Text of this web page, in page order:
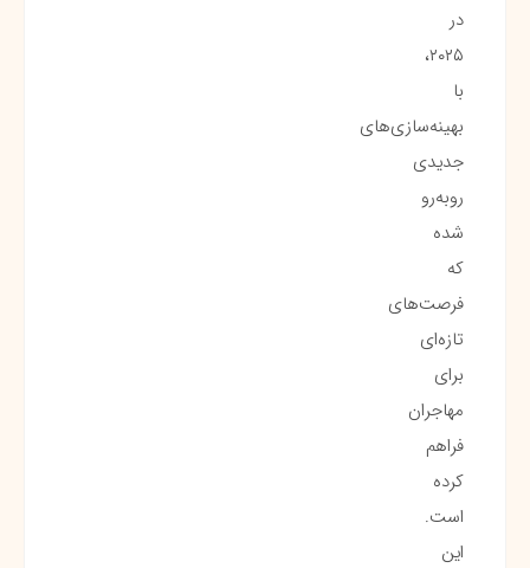
در
۲۰۲۵،
با
بهینه‌سازی‌های
جدیدی
روبه‌رو
شده
که
فرصت‌های
تازه‌ای
برای
مهاجران
فراهم
کرده
است.
این